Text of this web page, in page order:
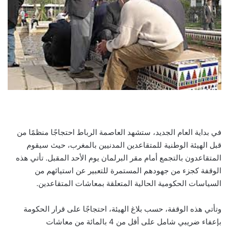
في بداية العام الجديد، ستشهد العاصمة الرباط احتجاجًا منظمًا من
قبل الهيئة الوطنية للمتقاعدين المدنيين بالمغرب، حيث سيقوم
المتقاعدون بالتجمع أمام مقر البرلمان يوم الأحد المقبل. تأتي هذه
الوقفة كجزء من جهودهم المستمرة للتعبير عن استيائهم من
السياسات الحكومية الحالية المتعلقة بمعاشات المتقاعدين.
وتأتي هذه الوقفة، حسب بلاغ الهيئة، احتجاجًا على قرار الحكومة
بإعفاء ضريبي شامل على أقل من 4 بالمائة من معاشات